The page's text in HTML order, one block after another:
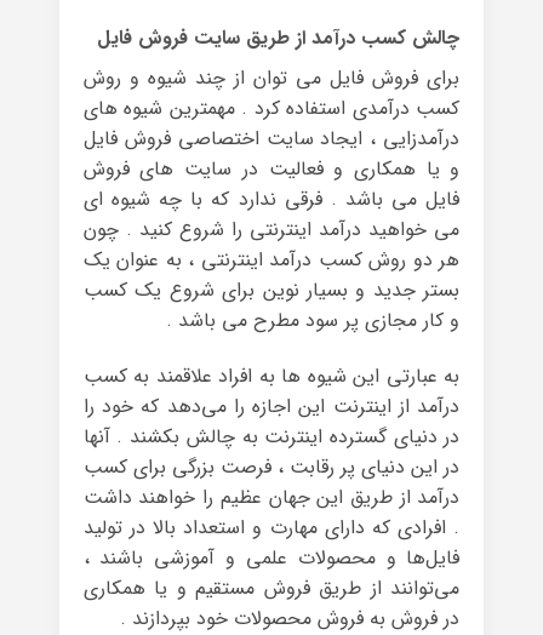
چالش کسب درآمد از طریق سایت فروش فایل
برای فروش فایل می توان از چند شیوه و روش
کسب درآمدی استفاده کرد . مهمترین شیوه های
درآمدزایی ، ایجاد سایت اختصاصی فروش فایل
و یا همکاری و فعالیت در سایت های فروش
فایل می باشد . فرقی ندارد که با چه شیوه ای
می خواهید درآمد اینترنتی را شروع کنید . چون
هر دو روش کسب درآمد اینترنتی ، به عنوان یک
بستر جدید و بسیار نوین برای شروع یک کسب
و کار مجازی پر سود مطرح می باشد .
به عبارتی این شیوه ها به افراد علاقمند به کسب
درآمد از اینترنت این اجازه را می‌دهد که خود را
در دنیای گسترده اینترنت به چالش بکشند . آنها
در این دنیای پر رقابت ، فرصت بزرگی برای کسب
درآمد از طریق این جهان عظیم را خواهند داشت
. افرادی که دارای مهارت و استعداد بالا در تولید
فایل‌ها و محصولات علمی و آموزشی باشند ،
می‌توانند از طریق فروش مستقیم و یا همکاری
در فروش به فروش محصولات خود بپردازند .